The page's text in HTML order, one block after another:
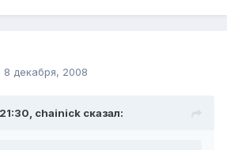
8 декабря, 2008
chainick сказал: